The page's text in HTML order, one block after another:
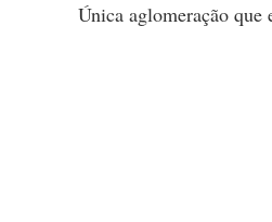
Única aglomeração que